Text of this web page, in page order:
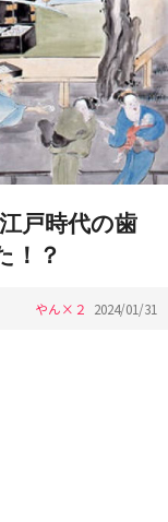
戸時代の歯
！？
やん×２ 2024/01/31